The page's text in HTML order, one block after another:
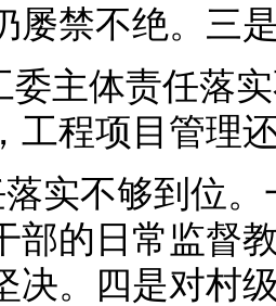
屡禁不绝。三
委主体责任落
工程项目管理
实不够到位
部的日常监督
决。四是对村